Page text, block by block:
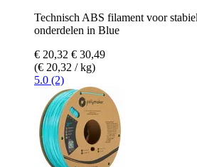
Technisch ABS filament voor
onderdelen in Blue
€ 20,32 € 30,49
(€ 20,32 / kg)
5.0 (2)